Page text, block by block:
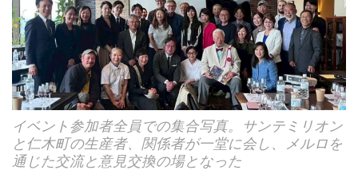
イベント参加者全員での集合写真。サンテミリオン
と仁木町の生産者、関係者が一堂に会し、メルロを
通じた交流と意見交換の場となった